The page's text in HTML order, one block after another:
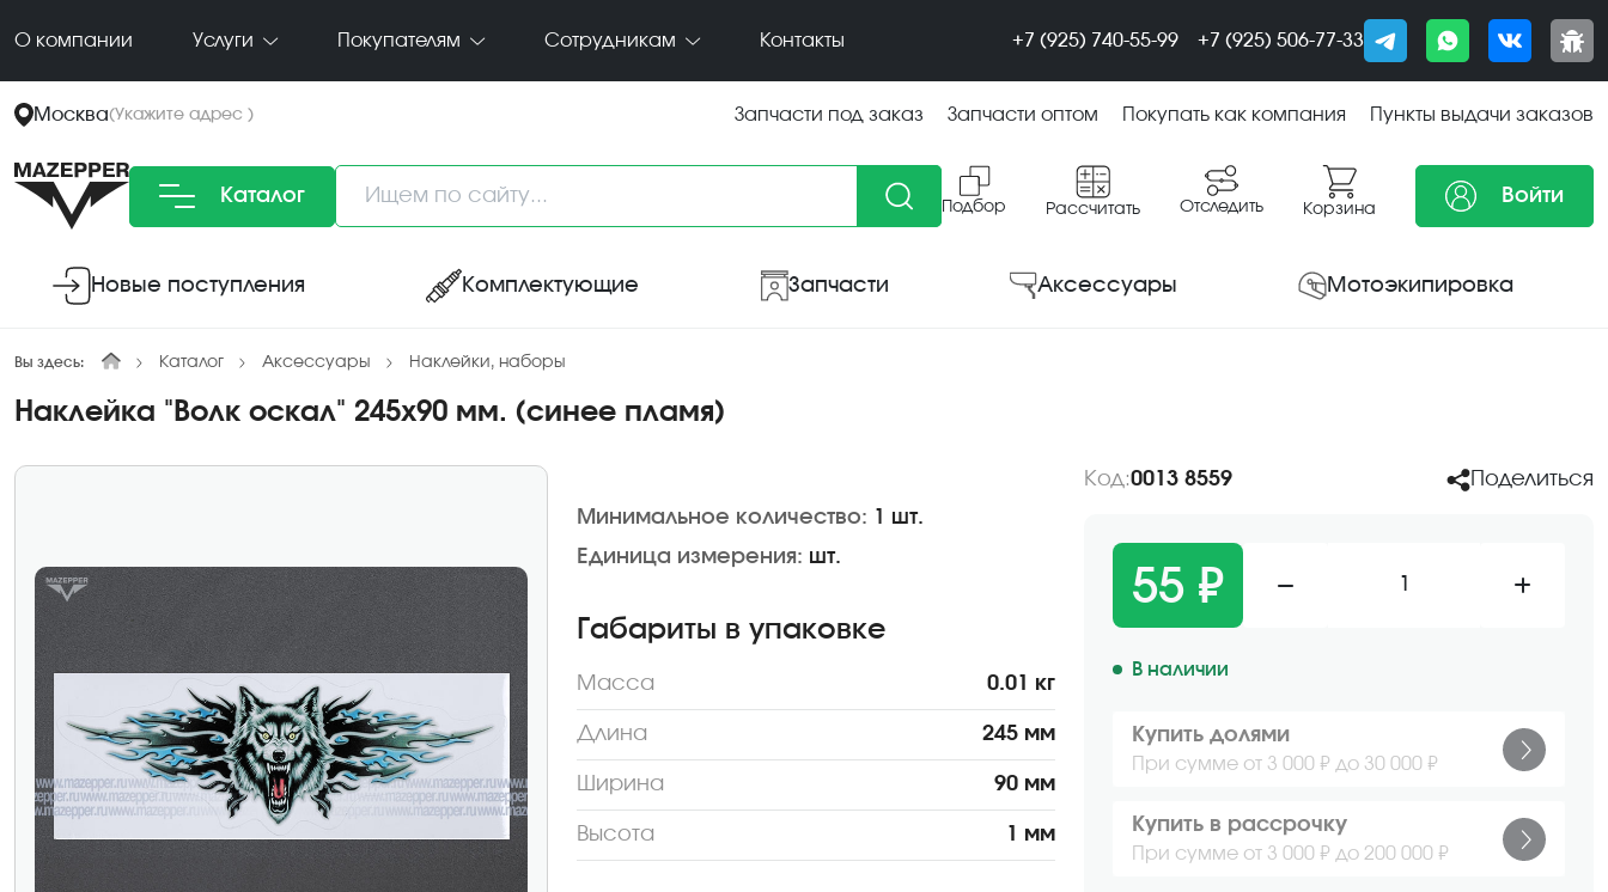
О компании Услуги Покупателям Сотрудникам Контакты +7 (925) 740-55-99 +7 (925) 506-77-33
Москва(Укажите адрес ) Запчасти под заказ Запчасти оптом Покупать как компания Пункты выдачи заказов
Каталог
Подбор Рассчитать Отследить Корзина
Войти
Новые поступления Комплектующие Запчасти Аксессуары Мотоэкипировка
Вы здесь: Каталог Аксессуары Наклейки, наборы
Наклейка "Волк оскал" 245х90 мм. (синее пламя)
Минимальное количество: 1 шт.
Единица измерения: шт.
Габариты в упаковке
Масса 0.01 кг
Длина 245 мм
Ширина 90 мм
Высота 1 мм
Код:0013 8559 Поделиться
55 ₽ 1
В наличии
Купить долями
При сумме от 3 000 ₽ до 30 000 ₽
Купить в рассрочку
При сумме от 3 000 ₽ до 200 000 ₽